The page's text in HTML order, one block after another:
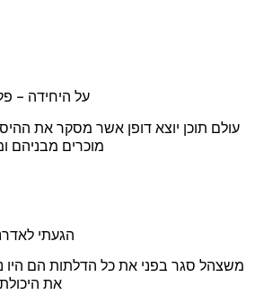
על היחידה –
עולם תוכן יוצא דופן אשר מסקר את
מוכרים מבניהם
הגעתי
משצהל סגר בפני את כל הדלתות הם היו
את